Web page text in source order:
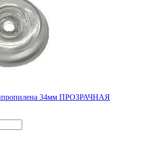
34мм ПРОЗРАЧНАЯ